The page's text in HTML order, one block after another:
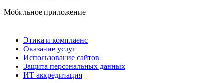
Мобильное приложение
Этика и комплаенс
Оказание услуг
Использование сайтов
Защита персональных данных
ИТ аккредитация